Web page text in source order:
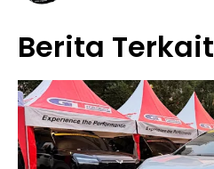
Berita Terkait